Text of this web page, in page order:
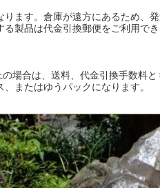
ります。倉庫が遠方にあるため、
製品は代金引換郵便をご利用で
場合は、送料、代金引換手数料と
またはゆうパックになります。